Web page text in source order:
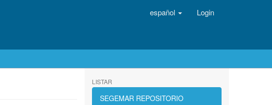
español Login
LISTAR
SEGEMAR REPOSITORIO